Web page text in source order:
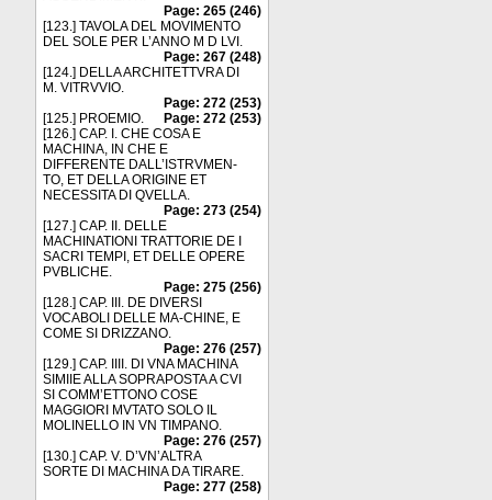
Page: 265 (246)
[123.] TAVOLA DEL MOVIMENTO
DEL SOLE PER L’ANNO M D LVI.
Page: 267 (248)
[124.] DELLA ARCHITETTVRA DI
M. VITRVVIO.
Page: 272 (253)
[125.] PROEMIO.
Page: 272 (253)
[126.] CAP. I. CHE COSA E
MACHINA, IN CHE E
DIFFERENTE DALL’ISTRVMEN-
TO, ET DELLA ORIGINE ET
NECESSITA DI QVELLA.
Page: 273 (254)
[127.] CAP. II. DELLE
MACHINATIONI TRATTORIE DE I
SACRI TEMPI, ET DELLE OPERE
PVBLICHE.
Page: 275 (256)
[128.] CAP. III. DE DIVERSI
VOCABOLI DELLE MA-CHINE, E
COME SI DRIZZANO.
Page: 276 (257)
[129.] CAP. IIII. DI VNA MACHINA
SIMIIE ALLA SOPRAPOSTA A CVI
SI COMM’ETTONO COSE
MAGGIORI MVTATO SOLO IL
MOLINELLO IN VN TIMPANO.
Page: 276 (257)
[130.] CAP. V. D’VN’ALTRA
SORTE DI MACHINA DA TIRARE.
Page: 277 (258)